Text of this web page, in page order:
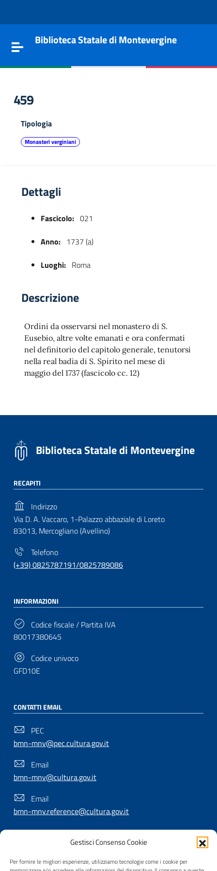
Gestisci Consenso Cookie
Per fornire le migliori esperienze, utilizziamo tecnologie come i cookie per
Toggle navigation
Biblioteca Statale di Montevergine
459
Tipologia
Monasteri verginiani
Dettagli
Fascicolo: 021
Anno: 1737 (a)
Luoghi: Roma
Descrizione
Ordini da osservarsi nel monastero di S.
Eusebio, altre volte emanati e ora confermati
nel definitorio del capitolo generale, tenutorsi
nella real badia di S. Spirito nel mese di
maggio del 1737 (fascicolo cc. 12)
Biblioteca Statale di Montevergine
RECAPITI
Indirizzo
Via D. A. Vaccaro, 1-Palazzo abbaziale di Loreto
83013, Mercogliano (Avellino)
Telefono
(+39) 0825787191/0825789086
INFORMAZIONI
Codice fiscale / Partita IVA
80017380645
Codice univoco
GFD10E
CONTATTI EMAIL
PEC
bmn-mnv@pec.cultura.gov.it
Email
bmn-mnv@cultura.gov.it
Email
bmn-mnv.reference@cultura.gov.it